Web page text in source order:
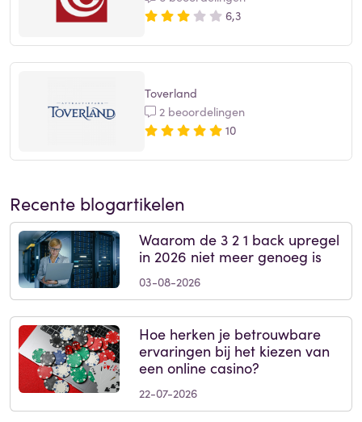
6,3
Toverland
2 beoordelingen
10
Recente blogartikelen
Waarom de 3 2 1 back upregel
in 2026 niet meer genoeg is
03-08-2026
Hoe herken je betrouwbare
ervaringen bij het kiezen van
een online casino?
22-07-2026